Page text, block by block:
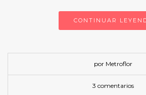
CONTINUAR
por Metroflor
3 comentarios